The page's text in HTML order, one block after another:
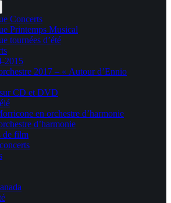
Concerts
Printemps Musical
tournées d’été
2015
2017 – « Autour d’Ennio
CD et DVD
en orchestre d’harmonie
d’harmonie
de film